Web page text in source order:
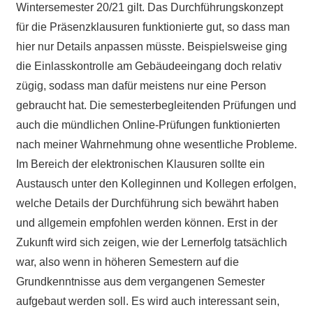
Wintersemester 20/21 gilt. Das Durchführungskonzept
für die Präsenzklausuren funktionierte gut, so dass man
hier nur Details anpassen müsste. Beispielsweise ging
die Einlasskontrolle am Gebäudeeingang doch relativ
zügig, sodass man dafür meistens nur eine Person
gebraucht hat. Die semesterbegleitenden Prüfungen und
auch die mündlichen Online-Prüfungen funktionierten
nach meiner Wahrnehmung ohne wesentliche Probleme.
Im Bereich der elektronischen Klausuren sollte ein
Austausch unter den Kolleginnen und Kollegen erfolgen,
welche Details der Durchführung sich bewährt haben
und allgemein empfohlen werden können. Erst in der
Zukunft wird sich zeigen, wie der Lernerfolg tatsächlich
war, also wenn in höheren Semestern auf die
Grundkenntnisse aus dem vergangenen Semester
aufgebaut werden soll. Es wird auch interessant sein,